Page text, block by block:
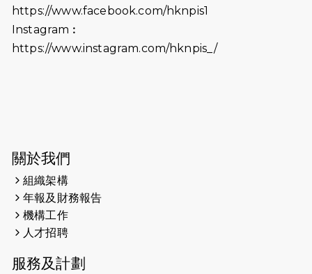
2026-06-18
猛龍長跑隊恆常練習 - 6月18日
2026-06-11
猛龍長跑隊恆常練習 - 6月11日（19:00
2026-05-28
2026-05-22
2026-05-21
https://www.facebook.com/hknpis1
Instagram︰
https://www.instagram.com/hknpis_/
關於我們
組織架構
年報及財務報告
機構工作
人才招聘
服務及計劃